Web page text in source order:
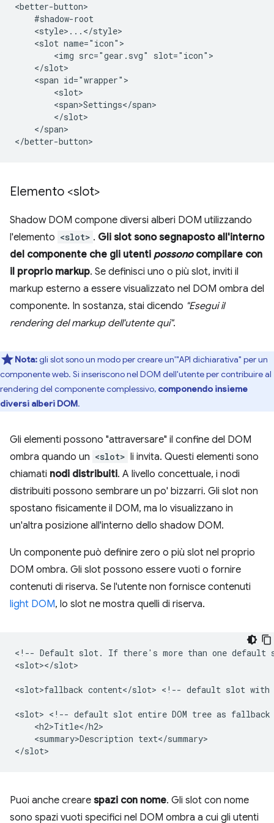
<better-button>
    #shadow-root
    <style>...</style>
    <slot name="icon">
        <img src="gear.svg" slot="icon">
    </slot>
    <span id="wrapper">
        <slot>
        <span>Settings</span>
        </slot>
    </span>
Elemento <slot>
Shadow DOM compone diversi alberi DOM utilizzando
l'elemento <slot> . Gli slot sono segnaposto all'interno
del componente che gli utenti possonocompilare con
il proprio markup. Se definisci uno o più slot, inviti il
markup esterno a essere visualizzato nel DOM ombra del
componente. In sostanza, stai dicendo "Esegui il
rendering del markup dell'utente qui".
Nota:gli slot sono un modo per creare un'"API dichiarativa" per un
componente web. Si inseriscono nel DOM dell'utente per contribuire al
rendering del componente complessivo, componendo insieme
diversi alberi DOM.
Gli elementi possono "attraversare" il confine del DOM
ombra quando un <slot> li invita. Questi elementi sono
chiamati nodi distribuiti. A livello concettuale, i nodi
distribuiti possono sembrare un po' bizzarri. Gli slot non
spostano fisicamente il DOM, ma lo visualizzano in
un'altra posizione all'interno dello shadow DOM.
Un componente può definire zero o più slot nel proprio
DOM ombra. Gli slot possono essere vuoti o fornire
contenuti di riserva. Se l'utente non fornisce contenuti
light DOM, lo slot ne mostra quelli di riserva.
<!-- Default slot. If there's more than one
<slot></slot>
<slot>fallback content</slot> <!-- default slot with
<slot> <!-- default slot entire DOM tree as
    <h2>Title</h2>
    <summary>Description text</summary>
Puoi anche creare spazi con nome. Gli slot con nome
sono spazi vuoti specifici nel DOM ombra a cui gli utenti